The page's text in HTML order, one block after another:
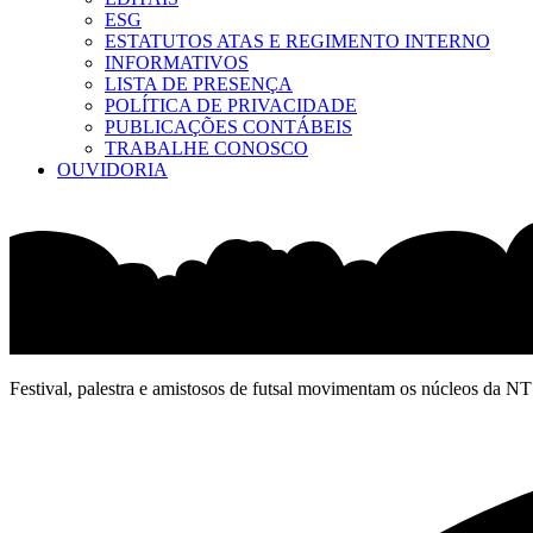
ESG
ESTATUTOS ATAS E REGIMENTO INTERNO
INFORMATIVOS
LISTA DE PRESENÇA
POLÍTICA DE PRIVACIDADE
PUBLICAÇÕES CONTÁBEIS
TRABALHE CONOSCO
OUVIDORIA
Festival, palestra e amistosos de futsal movimentam os núcleos da